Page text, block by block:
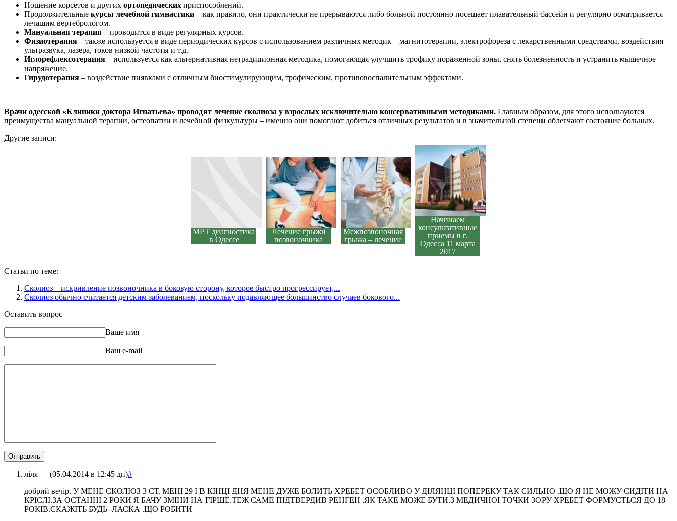
Ношение корсетов и других ортопедических приспособлений.
Продолжительные курсы лечебной гимнастики – как правило, они практически не прерываются либо больной постоянно посещает плавательный бассейн и регулярно осматривается
лечащим вертебрологом.
Мануальная терапия – проводится в виде регулярных курсов.
Физиотерапия – также используется в виде периодических курсов с использованием различных методик – магнитотерапии, электрофореза с лекарственными средствами, воздействия
ультразвука, лазера, токов низкой частоты и т.д.
Иглорефлексотерапия – используется как альтернативная нетрадиционная методика, помогающая улучшить трофику пораженной зоны, снять болезненность и устранить мышечное
напряжение.
Гирудотерапия – воздействие пиявками с отличным биостимулирующим, трофическим, противовоспалительным эффектами.
Врачи одесской «Клиники доктора Игнатьева» проводят лечение сколиоза у взрослых исключительно консервативными методиками. Главным образом, для этого используются
преимущества мануальной терапии, остеопатии и лечебной физкультуры – именно они помогают добиться отличных результатов и в значительной степени облегчают состояние больных.
Другие записи:
МРТ диагностика
в Одессе
Лечение грыжи
позвоночника
Межпозвоночная
грыжа – лечение
Начинаем
консультативные
приемы в г.
Одесса 11 марта
2017
Статьи по теме:
Сколиоз – искривление позвоночника в боковую сторону, которое быстро прогрессирует,...
Сколиоз обычно считается детским заболеванием, поскольку подавляющее большинство случаев бокового...
Оставить вопрос
Ваше имя
Ваш e-mail
ліля (05.04.2014 в 12:45 дп)#
добрий вечір. У МЕНЕ СКОЛІОЗ 3 СТ. МЕНІ 29 І В КІНЦІ ДНЯ МЕНЕ ДУЖЕ БОЛИТЬ ХРЕБЕТ ОСОБЛИВО У ДІЛЯНЦІ ПОПЕРЕКУ ТАК СИЛЬНО .ЩО Я НЕ МОЖУ СИДІТИ НА
КРІСЛІ.ЗА ОСТАННІ 2 РОКИ Я БАЧУ ЗМІНИ НА ГІРШЕ.ТЕЖ САМЕ ПІДТВЕРДИВ РЕНГЕН .ЯК ТАКЕ МОЖЕ БУТИ.З МЕДИЧНОІ ТОЧКИ ЗОРУ ХРЕБЕТ ФОРМУЄТЬСЯ ДО 18
РОКІВ.СКАЖІТЬ БУДЬ -ЛАСКА .ЩО РОБИТИ